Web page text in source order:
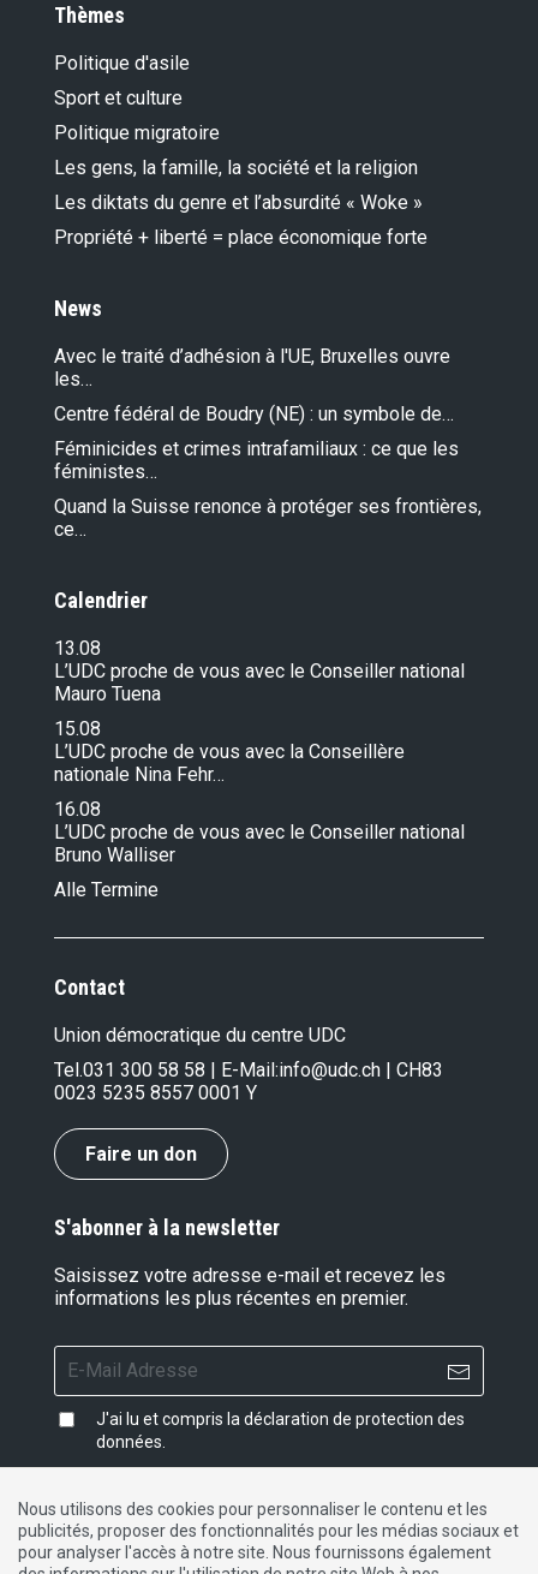
Thèmes
Politique d'asile
Sport et culture
Politique migratoire
Les gens, la famille, la société et la religion
Les diktats du genre et l’absurdité « Woke »
Propriété + liberté = place économique forte
News
Avec le traité d’adhésion à l'UE, Bruxelles ouvre
les…
Centre fédéral de Boudry (NE) : un symbole de…
Féminicides et crimes intrafamiliaux : ce que les
féministes…
Quand la Suisse renonce à protéger ses frontières,
ce…
Calendrier
13.08
L’UDC proche de vous avec le Conseiller national
Mauro Tuena
15.08
L’UDC proche de vous avec la Conseillère
nationale Nina Fehr…
16.08
L’UDC proche de vous avec le Conseiller national
Bruno Walliser
Alle Termine
Contact
Union démocratique du centre UDC
Tel.031 300 58 58 | E-Mail:info@udc.ch | CH83
0023 5235 8557 0001 Y
Faire un don
S'abonner à la newsletter
Saisissez votre adresse e-mail et recevez les
informations les plus récentes en premier.
J'ai lu et compris la déclaration de protection des
données
Impressum| Protection des données|Contact
Nous utilisons des cookies pour personnaliser le contenu et les
publicités, proposer des fonctionnalités pour les médias sociaux et
pour analyser l'accès à notre site. Nous fournissons également